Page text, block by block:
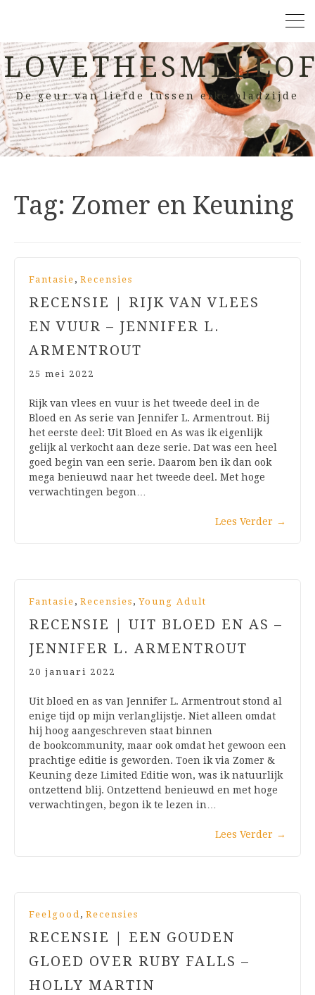
De geur van liefde tussen elke bladzijde
Tag: Zomer en Keuning
Fantasie , Recensies
RECENSIE | RIJK VAN VLEES
EN VUUR – JENNIFER L.
ARMENTROUT
25 mei 2022
Rijk van vlees en vuur is het tweede deel in de
Bloed en As serie van Jennifer L. Armentrout. Bij
het eerste deel: Uit Bloed en As was ik eigenlijk
gelijk al verkocht aan deze serie. Dat was een heel
goed begin van een serie. Daarom ben ik dan ook
mega benieuwd naar het tweede deel. Met hoge
verwachtingen begon…
Lees Verder →
Fantasie , Recensies , Young Adult
RECENSIE | UIT BLOED EN AS –
JENNIFER L. ARMENTROUT
20 januari 2022
Uit bloed en as van Jennifer L. Armentrout stond al
enige tijd op mijn verlanglijstje. Niet alleen omdat
hij hoog aangeschreven staat binnen
de bookcommunity, maar ook omdat het gewoon een
prachtige editie is geworden. Toen ik via Zomer &
Keuning deze Limited Editie won, was ik natuurlijk
ontzettend blij. Ontzettend benieuwd en met hoge
verwachtingen, begon ik te lezen in…
Lees Verder →
Feelgood, Recensies
RECENSIE | EEN GOUDEN
GLOED OVER RUBY FALLS –
HOLLY MARTIN